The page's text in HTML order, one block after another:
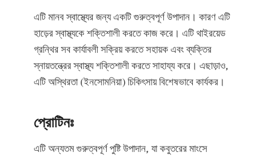
এটি মানব স্বাস্থ্যের জন্য একটি গুরুত্বপূর্ণ উপাদান। কারণ এটি
হাড়ের স্বাস্থ্যকে শক্তিশালী করতে কাজ করে। এটি থাইরয়েড
গ্রন্থির সব কার্যাবলী সক্রিয় করতে সহায়ক এবং ব্যক্তির
স্নায়তন্ত্রের স্বাস্থ্য শক্তিশালী করতে সাহায্য করে। এছাড়াও,
এটি অস্থিরতা (ইনসোমনিয়া) চিকিৎসায় বিশেষভাবে কার্যকর।
প্রোটিনঃ
এটি অন্যতম গুরুত্বপূর্ণ পুষ্টি উপাদান, যা কবুতরের মাংসে